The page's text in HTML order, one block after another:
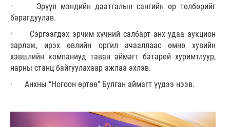
· Эрүүл мэндийн даатгалын сангийн өр төлбөрийг
барагдуулав.
· Сэргээгдэх эрчим хүчний салбарт анх удаа аукцион
зарлаж, ирэх өвлийн оргил ачааллаас өмнө хувийн
хэвшлийн компаниуд таван аймагт батарей хуримтлуур,
нарны станц байгуулахаар ажлаа эхлэв.
· Анхны “Ногоон өртөө” Булган аймагт үүдээ нээв.